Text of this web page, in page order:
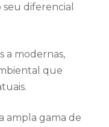
diferencial
a modernas,
que
ampla gama de